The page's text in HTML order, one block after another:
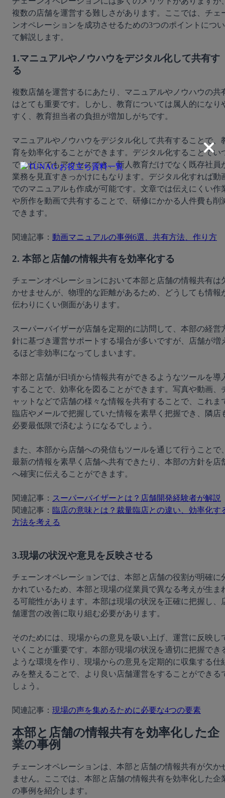
複数の店舗を運営する難しさがあります。ここでは、チェ
ンオペレーションを成功させるための3つのポイントについ
1.マニュアルやノウハウをデジタル化して共有す
る
複数店舗を運営するにあたり、マニュアルやノウハウの共
はとても重要です。しかし、教育については属人的になり
すく、教育担当者の負担が増加しがちです。
マニュアルやノウハウをデジタル化して共有することで、
育を効率化することができます。デジタル化することでい
でもどこでもアクセスでき、新人教育だけでなく既存社員
業務を見直すきっかけにもなります。デジタル化すれば動
でのマニュアルも作成が可能です。文章では伝えにくい作
や所作を動画で共有することで、研修にかかる人件費も削
できます。
関連記事： 動画マニュアルの事例6選、共有方法、作り方
2. 本部と店舗の情報共有を効率化する
チェーンオペレーションにおいて本部と店舗の情報共有は
かせませんが、物理的な距離があるため、どうしても情報
伝わりにくい側面があります。
スーパーバイザーが店舗を定期的に訪問して、本部の経営
針に基づき運営サポートする場合が多いですが、店舗が増
るほど非効率になってしまいます。
本部と店舗が日頃から情報共有ができるようなツールを導
することで、効率化を図ることができます。写真や動画、
ャットなどで店舗の様々な情報を共有することで、これま
臨店やメールで把握していた情報を素早く把握でき、隣店
必要最低限で済むようになるでしょう。
また、本部から店舗への発信もツールを通じて行うことで
最新の情報を素早く店舗へ共有できたり、本部の方針を店
へ確実に伝えることができます。
関連記事： スーパーバイザーとは？店舗開発経験者が解説
関連記事： 臨店の意味とは？裁量臨店との違い、効率化す
方法を考える
3.現場の状況や意見を反映させる
チェーンオペレーションでは、本部と店舗の役割が明確に
かれているため、本部と現場の従業員で異なる考えが生ま
る可能性があります。本部は現場の状況を正確に把握し、
舗運営の改善に取り組む必要があります。
そのためには、現場からの意見を吸い上げ、運営に反映し
いくことが重要です。本部が現場の状況を適切に把握でき
ような環境を作り、現場からの意見を定期的に収集する仕
みを整えることで、より良い店舗運営をすることができる
しょう。
関連記事： 現場の声を集めるために必要な4つの要素
本部と店舗の情報共有を効率化した企
業の事例
チェーンオペレーションは、本部と店舗の情報共有が欠か
ません。ここでは、本部と店舗の情報共有を効率化した企